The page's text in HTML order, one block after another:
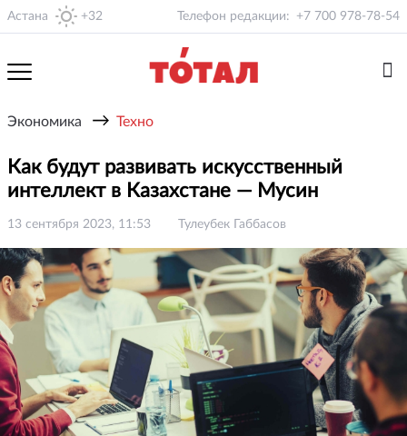
Астана +32 Телефон редакции: +7 700 978-78-54
Экономика → Техно
Как будут развивать искусственный
интеллект в Казахстане — Мусин
13 сентября 2023, 11:53 Тулеубек Габбасов